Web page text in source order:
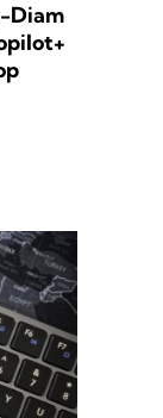
Diam